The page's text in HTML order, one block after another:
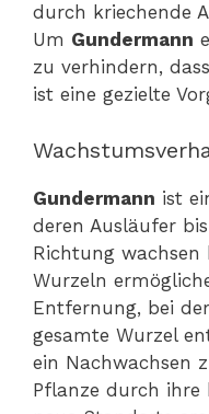
durch kriechende
Um Gundermann
zu verhindern,
ist eine gezielte
Gundermann ist
deren Ausläufer
Richtung wachsen
Wurzeln
Entfernung, bei
gesamte Wurzel
ein Nachwachsen
Pflanze durch ihre